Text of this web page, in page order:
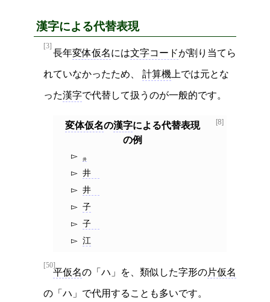
漢字による代替表現
[3]
長年変体仮名には文字コードが割り当てら
れていなかったため、 計算機 上では元とな
った漢字で代替して扱うのが一般的です。
[8]
変体仮名の漢字による代替表現
の例
井
井゙
井゚
子
子゚
江
[50]
平仮名の「ハ」を、類似した字形の片仮名
の「ハ」で代用することも多いです。